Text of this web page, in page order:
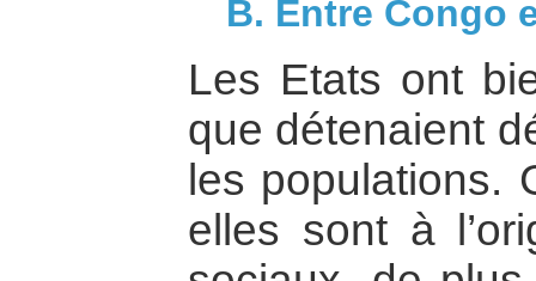
B. Entre Congo
Les Etats ont
que détenaient
les populations.
elles sont à